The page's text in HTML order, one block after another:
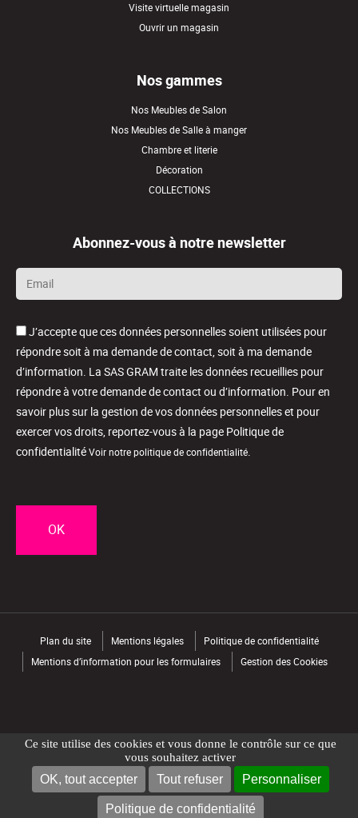
Ce site utilise des cookies et vous donne le contrôle sur ce que
vous souhaitez activer
OK, tout accepter Tout refuser Personnaliser
Politique de confidentialité
NOUS CONTACTER TROUVER UN MAGASIN
Visite virtuelle magasin
Ouvrir un magasin
Nos gammes
Nos Meubles de Salon
Nos Meubles de Salle à manger
Chambre et literie
Décoration
COLLECTIONS
Abonnez-vous à notre newsletter
Email
*
J’accepte que ces données personnelles soient utilisées pour
répondre soit à ma demande de contact, soit à ma demande
d’information. La SAS GRAM traite les données recueillies pour
répondre à votre demande de contact ou d’information. Pour en
savoir plus sur la gestion de vos données personnelles et pour
exercer vos droits, reportez-vous à la page Politique de
confidentialitéVoir notre politique de confidentialité.
Plan du site Mentions légales
Politique de confidentialité
Mentions d’information pour les formulaires
Gestion des Cookies